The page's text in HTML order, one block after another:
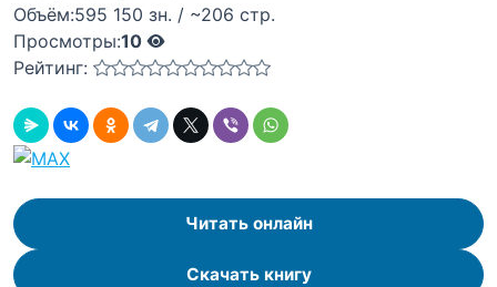
Объём:595 150 зн. / ~206 стр.
Просмотры:10
Рейтинг:
Читать онлайн
Скачать книгу